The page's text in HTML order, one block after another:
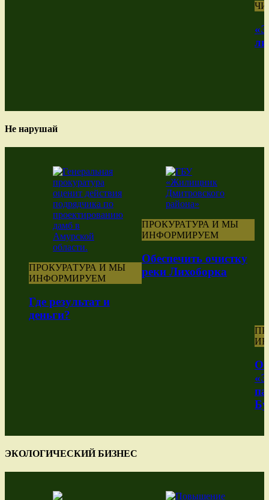
Не нарушай
ПРОКУРАТУРА И МЫ
ИНФОРМИРУЕМ
Где результат и
деньги?
ПРОКУРАТУРА И МЫ
ИНФОРМИРУЕМ
Обеспечить очистку
реки Лихоборка
ЭКОЛОГИЧЕСКИЙ БИЗНЕС